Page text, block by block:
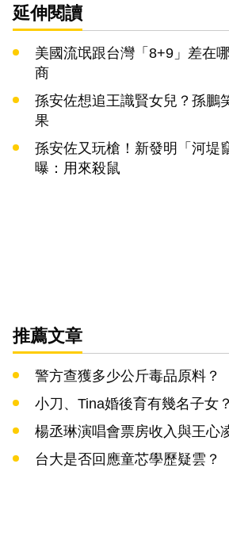
延伸閱讀
美國流氓跟台灣「8+9」差在
商
孫安佐想追王識賢女兒？孫鵬
果
孫安佐又玩槍！新發明「河堤
曝：用來殺鼠
推薦文章
警方查獲多少公斤毒品原料？
小刀、Tina婚後育有幾名子女？
楊丞琳演唱會票房收入與王心
台大是否回應童芯學歷疑雲？